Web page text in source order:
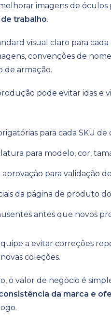
imagens de
trabalho.
visual claro para
convenções de
de armação.
pode evitar idas e
para cada SKU de
para modelo, cor,
para validação
da página de produto
antes que novos
a evitar correções
coleções.
o valor de negócio é
da marca e